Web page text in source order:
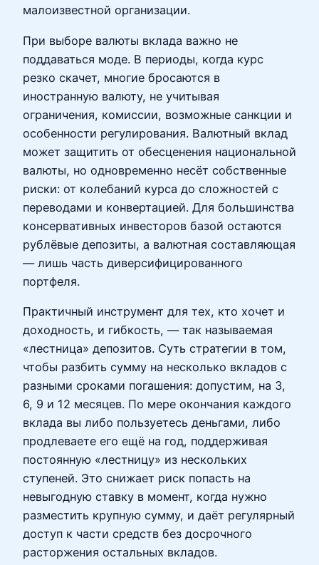
малоизвестной организации.
При выборе валюты вклада важно не
поддаваться моде. В периоды, когда курс
резко скачет, многие бросаются в
иностранную валюту, не учитывая
ограничения, комиссии, возможные санкции и
особенности регулирования. Валютный вклад
может защитить от обесценения национальной
валюты, но одновременно несёт собственные
риски: от колебаний курса до сложностей с
переводами и конвертацией. Для большинства
консервативных инвесторов базой остаются
рублёвые депозиты, а валютная составляющая
— лишь часть диверсифицированного
портфеля.
Практичный инструмент для тех, кто хочет и
доходность, и гибкость, — так называемая
«лестница» депозитов. Суть стратегии в том,
чтобы разбить сумму на несколько вкладов с
разными сроками погашения: допустим, на 3,
6, 9 и 12 месяцев. По мере окончания каждого
вклада вы либо пользуетесь деньгами, либо
продлеваете его ещё на год, поддерживая
постоянную «лестницу» из нескольких
ступеней. Это снижает риск попасть на
невыгодную ставку в момент, когда нужно
разместить крупную сумму, и даёт регулярный
доступ к части средств без досрочного
расторжения остальных вкладов.